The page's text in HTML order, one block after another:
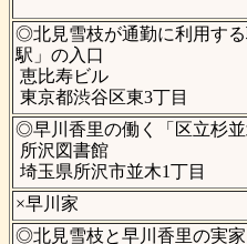
◎北見雪枝が通勤に利用す
駅」の入口
恵比寿ビル
東京都渋谷区東3丁目
◎早川香里の働く「区立杉並
所沢図書館
埼玉県所沢市並木1丁目
×早川家
◎北見雪枝と早川香里の実家